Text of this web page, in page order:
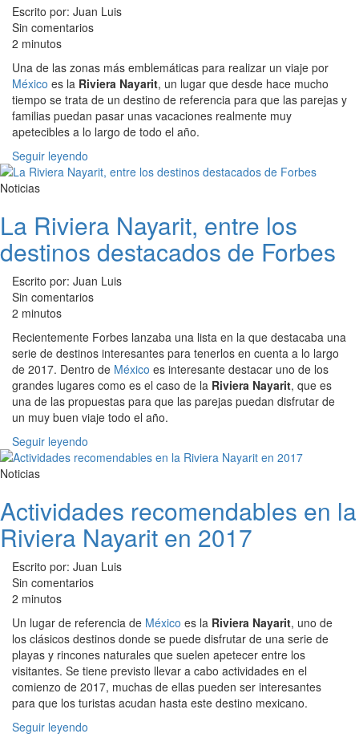
Escrito por: Juan Luis
Sin comentarios
2 minutos
Una de las zonas más emblemáticas para realizar un viaje por
México es la Riviera Nayarit, un lugar que desde hace mucho
tiempo se trata de un destino de referencia para que las parejas y
familias puedan pasar unas vacaciones realmente muy
apetecibles a lo largo de todo el año.
Seguir leyendo
Noticias
La Riviera Nayarit, entre los
destinos destacados de Forbes
Escrito por: Juan Luis
Sin comentarios
2 minutos
Recientemente Forbes lanzaba una lista en la que destacaba una
serie de destinos interesantes para tenerlos en cuenta a lo largo
de 2017. Dentro de México es interesante destacar uno de los
grandes lugares como es el caso de la Riviera Nayarit, que es
una de las propuestas para que las parejas puedan disfrutar de
un muy buen viaje todo el año.
Seguir leyendo
Noticias
Actividades recomendables en la
Riviera Nayarit en 2017
Escrito por: Juan Luis
Sin comentarios
2 minutos
Un lugar de referencia de México es la Riviera Nayarit, uno de
los clásicos destinos donde se puede disfrutar de una serie de
playas y rincones naturales que suelen apetecer entre los
visitantes. Se tiene previsto llevar a cabo actividades en el
comienzo de 2017, muchas de ellas pueden ser interesantes
para que los turistas acudan hasta este destino mexicano.
Seguir leyendo